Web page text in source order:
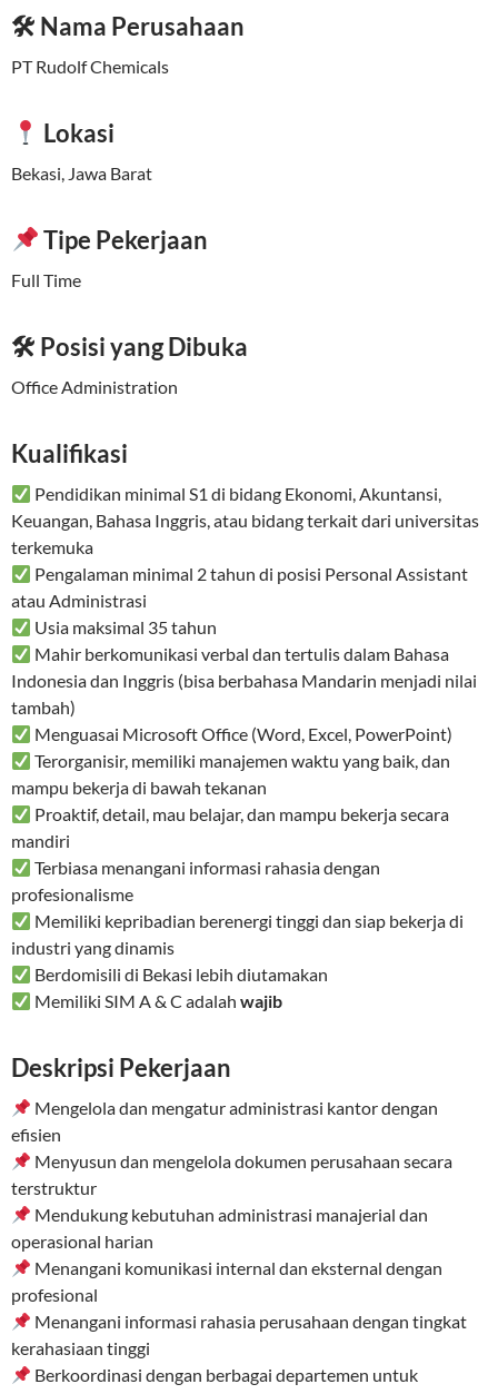
🛠 Nama Perusahaan
PT Rudolf Chemicals
Lokasi
Bekasi, Jawa Barat
Tipe Pekerjaan
Full Time
🛠 Posisi yang Dibuka
Office Administration
Kualifikasi
Pendidikan minimal S1 di bidang Ekonomi, Akuntansi,
Keuangan, Bahasa Inggris, atau bidang terkait dari universitas
terkemuka
Pengalaman minimal 2 tahun di posisi Personal Assistant
atau Administrasi
Usia maksimal 35 tahun
Mahir berkomunikasi verbal dan tertulis dalam Bahasa
Indonesia dan Inggris (bisa berbahasa Mandarin menjadi nilai
tambah)
Menguasai Microsoft Office (Word, Excel, PowerPoint)
Terorganisir, memiliki manajemen waktu yang baik, dan
mampu bekerja di bawah tekanan
Proaktif, detail, mau belajar, dan mampu bekerja secara
mandiri
Terbiasa menangani informasi rahasia dengan
profesionalisme
Memiliki kepribadian berenergi tinggi dan siap bekerja di
industri yang dinamis
Berdomisili di Bekasi lebih diutamakan
Memiliki SIM A & C adalahwajib
Deskripsi Pekerjaan
Mengelola dan mengatur administrasi kantor dengan
efisien
Menyusun dan mengelola dokumen perusahaan secara
terstruktur
Mendukung kebutuhan administrasi manajerial dan
operasional harian
Menangani komunikasi internal dan eksternal dengan
profesional
Menangani informasi rahasia perusahaan dengan tingkat
kerahasiaan tinggi
Berkoordinasi dengan berbagai departemen untuk